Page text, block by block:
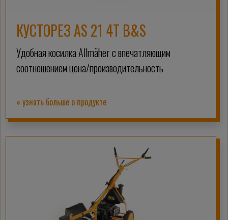
КУСТОРЕЗ AS 21 4T B&S
Удобная косилка Allmäher с впечатляющим
соотношением цена/производительность
» узнать больше о продукте